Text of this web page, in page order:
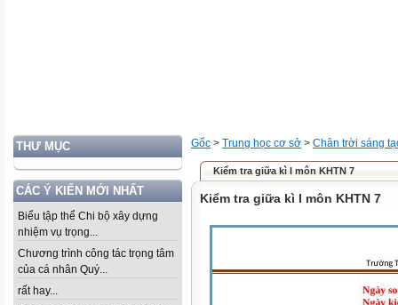
THƯ MỤC
CÁC Ý KIẾN MỚI NHẤT
Biểu tập thể Chi bộ xây dựng
nhiệm vụ trọng...
Chương trình công tác trọng tâm
của cá nhân Quý...
rất hay...
Gốc > Trung học cơ sở > Chân trời sáng
Kiểm tra giữa kì I môn KHTN 7
Kiểm tra giữa kì I môn KHTN 7